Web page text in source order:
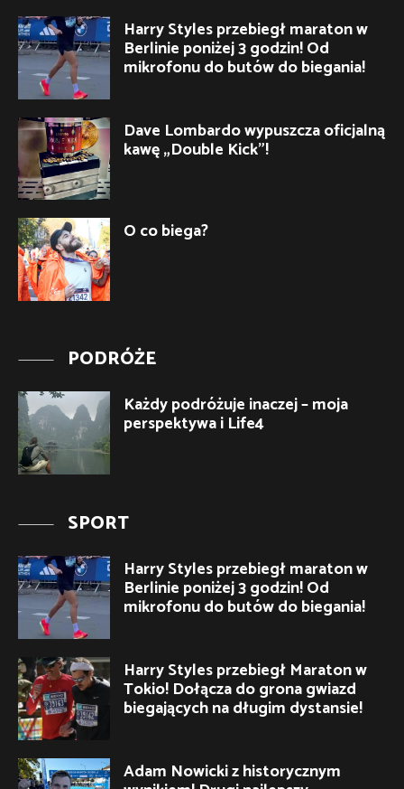
Harry Styles przebiegł maraton w
Berlinie poniżej 3 godzin! Od
mikrofonu do butów do biegania!
Dave Lombardo wypuszcza oficjalną
kawę „Double Kick”!
O co biega?
PODRÓŻE
Każdy podróżuje inaczej – moja
perspektywa i Life4
SPORT
Harry Styles przebiegł maraton w
Berlinie poniżej 3 godzin! Od
mikrofonu do butów do biegania!
Harry Styles przebiegł Maraton w
Tokio! Dołącza do grona gwiazd
biegających na długim dystansie!
Adam Nowicki z historycznym